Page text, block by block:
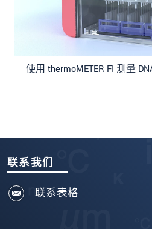
使用 thermoMETER FI 测量
联系我们
联系表格